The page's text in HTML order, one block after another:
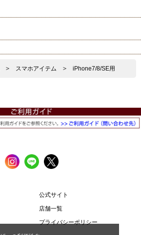
> スマホアイテム > iPhone7/8/SE用
公式サイト
店舗一覧
プライバシーポリシー